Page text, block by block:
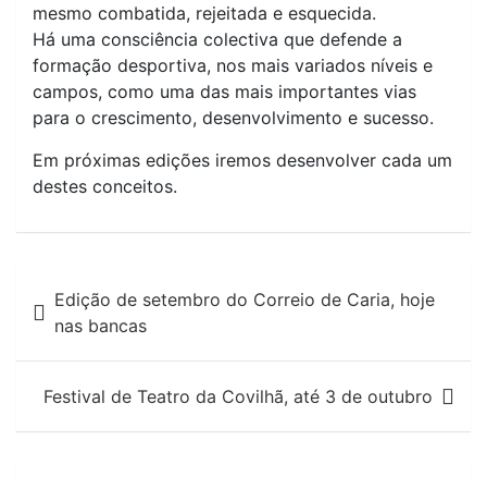
mesmo combatida, rejeitada e esquecida.
Há uma consciência colectiva que defende a
formação desportiva, nos mais variados níveis e
campos, como uma das mais importantes vias
para o crescimento, desenvolvimento e sucesso.
Em próximas edições iremos desenvolver cada um
destes conceitos.
Navegação
de
artigos
Edição de setembro do Correio de Caria, hoje
nas bancas
Festival de Teatro da Covilhã, até 3 de outubro